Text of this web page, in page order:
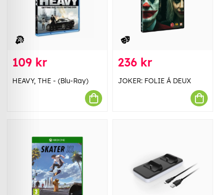
109 kr
HEAVY, THE - (Blu-Ray)
236 kr
JOKER: FOLIE Á DEUX